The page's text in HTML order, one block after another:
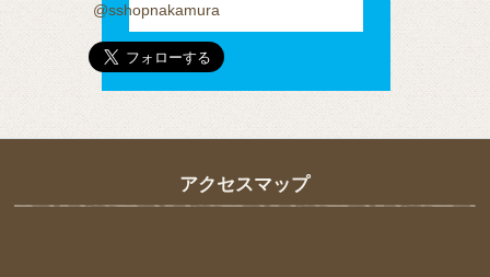
@sshopnakamura
アクセスマップ